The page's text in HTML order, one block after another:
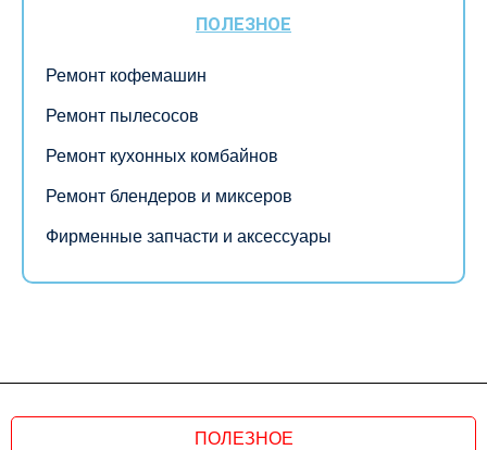
ПОЛЕЗНОЕ
Ремонт кофемашин
Ремонт пылесосов
Ремонт кухонных комбайнов
Ремонт блендеров и миксеров
Фирменные запчасти и аксессуары
ПОЛЕЗНОЕ